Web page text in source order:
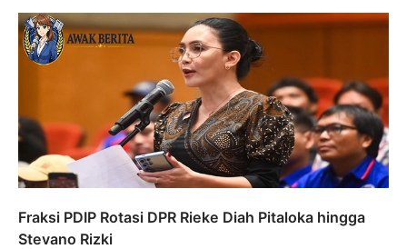
Fraksi PDIP Rotasi DPR Rieke Diah Pitaloka hingga
Stevano Rizki